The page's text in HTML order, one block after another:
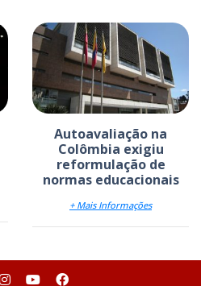
Autoavaliação na
Colômbia exigiu
reformulação de
normas educacionais
+ Mais Informações